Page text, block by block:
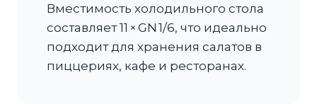
Вместимость холодильного стола
составляет 11 × GN 1/6, что идеально
подходит для хранения салатов в
пиццериях, кафе и ресторанах.